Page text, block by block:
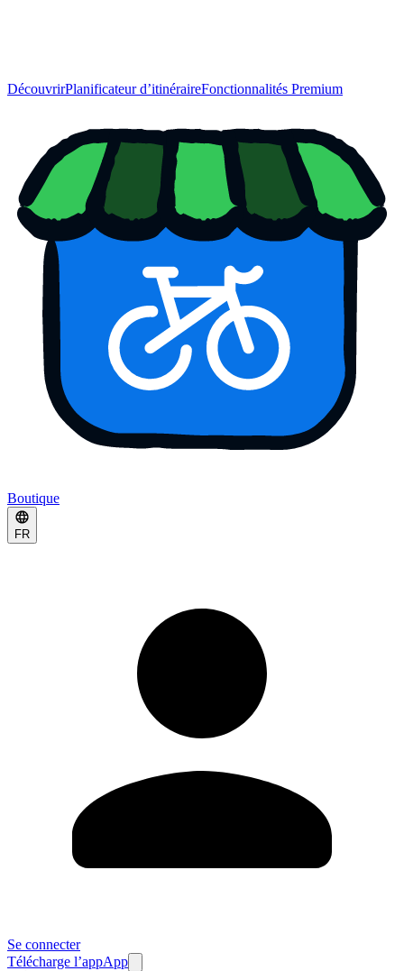
DécouvrirPlanificateur d’itinéraireFonctionnalités Premium
Boutique
FR
Se connecter
Télécharge l’appApp